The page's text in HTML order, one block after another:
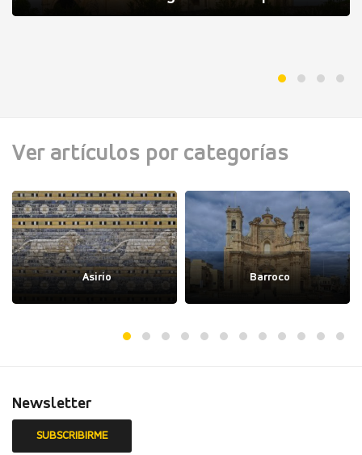
Ver artículos por categorías
Asirio Barroco
Newsletter